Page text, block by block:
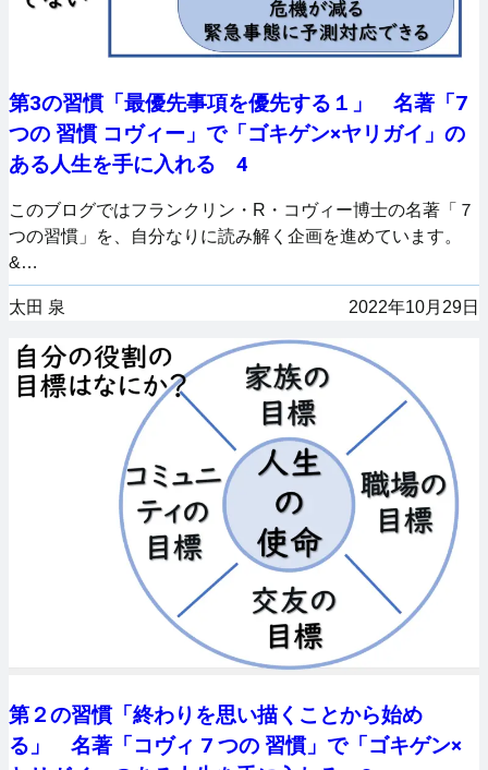
第3の習慣「最優先事項を優先する１」 名著「7
つの 習慣 コヴィー」で「ゴキゲン×ヤリガイ」の
ある人生を手に入れる 4
このブログではフランクリン・R・コヴィー博士の名著「７
つの習慣」を、自分なりに読み解く企画を進めています。
&…
太田 泉 2022年10月29日
第２の習慣「終わりを思い描くことから始め
る」 名著「コヴィ 7 つの 習慣」で「ゴキゲン×